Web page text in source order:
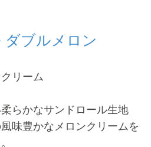
ブルメロン
リーム
らかなサンドロール生地
味豊かなメロンクリームを